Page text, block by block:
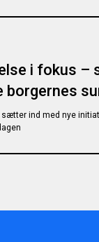
i fokus –
borgernes
ind med nye